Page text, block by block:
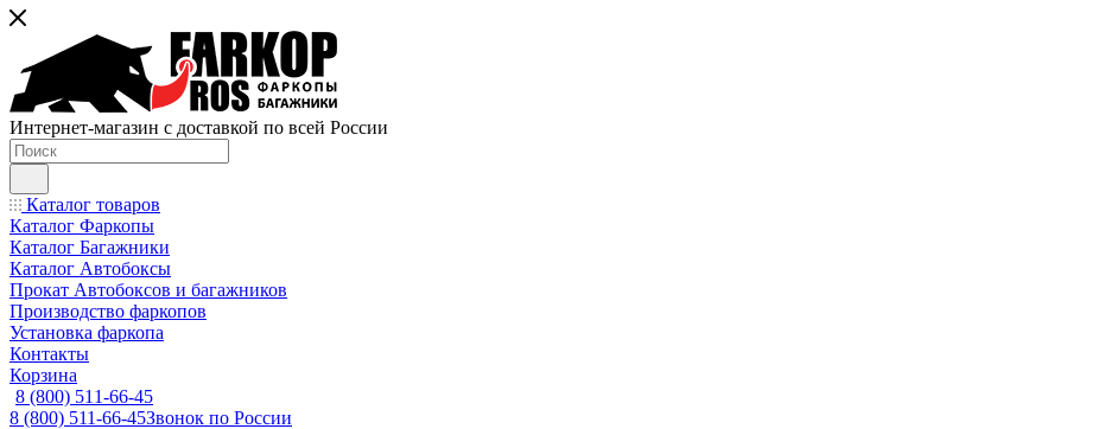
Интернет-магазин с доставкой по всей России
Каталог товаров
Каталог Фаркопы
Каталог Багажники
Каталог Автобоксы
Прокат Автобоксов и багажников
Производство фаркопов
Установка фаркопа
Контакты
Корзина
8 (800) 511-66-45
8 (800) 511-66-45Звонок по России